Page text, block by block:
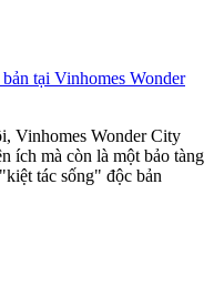
tại Vinhomes Wonder
Vinhomes Wonder City
ích mà còn là một bảo tàng
tác sống" độc bản